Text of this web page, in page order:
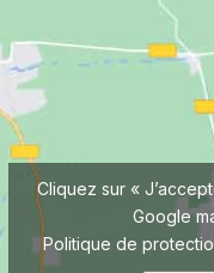
Cliquez sur «
Google
Politique de